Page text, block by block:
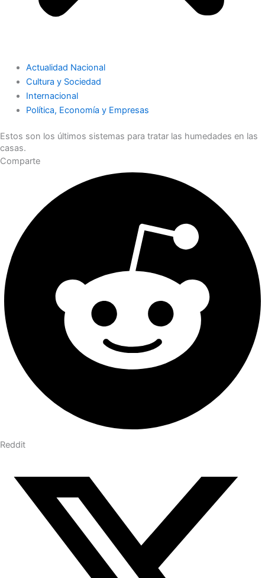
Actualidad Nacional
Cultura y Sociedad
Internacional
Política, Economía y Empresas
Estos son los últimos sistemas para tratar las humedades en las
casas.
Comparte
Reddit